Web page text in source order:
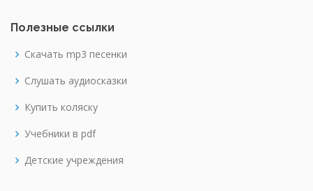
Полезные ссылки
Скачать mp3 песенки
Слушать аудиосказки
Купить коляску
Учебники в pdf
Детские учреждения